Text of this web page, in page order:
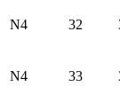
N4 32
N4 33